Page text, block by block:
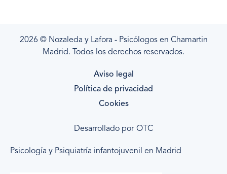
2026 © Nozaleda y Lafora - Psicólogos en Chamartin
Madrid. Todos los derechos reservados.
Aviso legal
Política de privacidad
Cookies
Desarrollado por OTC
Psicología y Psiquiatría infantojuvenil en Madrid